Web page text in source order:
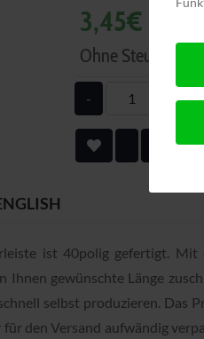
3,45€
Ohne Steuer:
- +
ist 40polig gefertigt.
Ihnen gewünschte Länge
selbst produzieren. Das
den Versand aufwändig